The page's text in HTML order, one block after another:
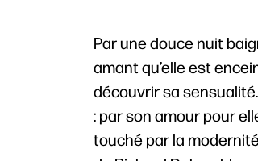
Par une douce nuit
amant qu’elle est
découvrir sa
: par son amour pour
touché par la